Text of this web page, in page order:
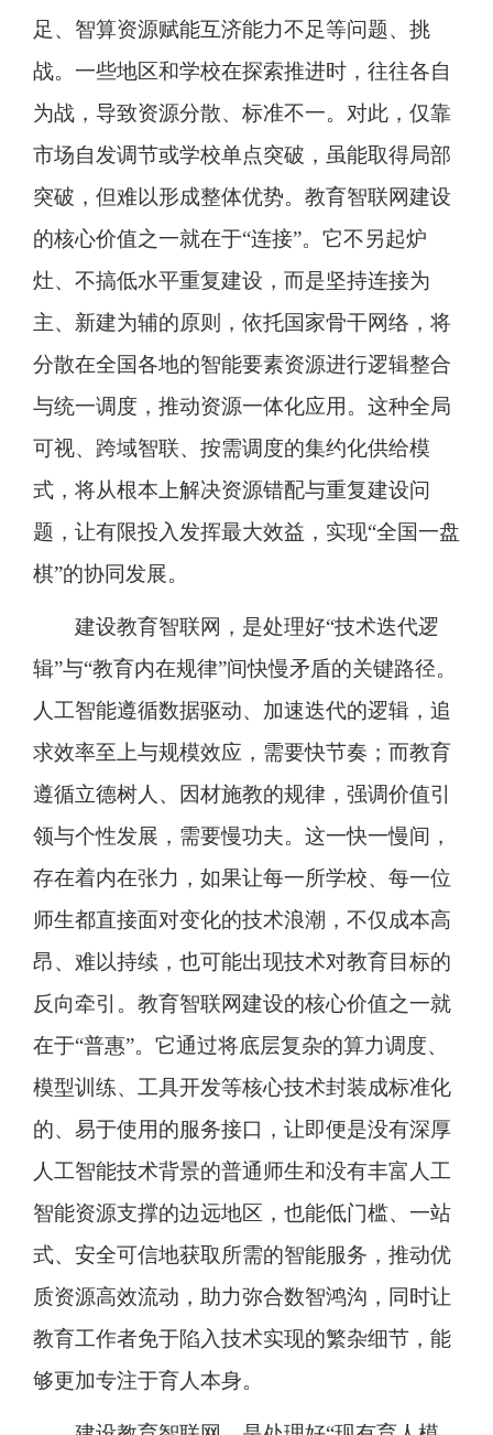
足、智算资源赋能互济能力不足等问题、挑
战。一些地区和学校在探索推进时，往往各自
为战，导致资源分散、标准不一。对此，仅靠
市场自发调节或学校单点突破，虽能取得局部
突破，但难以形成整体优势。教育智联网建设
的核心价值之一就在于“连接”。它不另起炉
灶、不搞低水平重复建设，而是坚持连接为
主、新建为辅的原则，依托国家骨干网络，将
分散在全国各地的智能要素资源进行逻辑整合
与统一调度，推动资源一体化应用。这种全局
可视、跨域智联、按需调度的集约化供给模
式，将从根本上解决资源错配与重复建设问
题，让有限投入发挥最大效益，实现“全国一盘
棋”的协同发展。
建设教育智联网，是处理好“技术迭代逻
辑”与“教育内在规律”间快慢矛盾的关键路径。
人工智能遵循数据驱动、加速迭代的逻辑，追
求效率至上与规模效应，需要快节奏；而教育
遵循立德树人、因材施教的规律，强调价值引
领与个性发展，需要慢功夫。这一快一慢间，
存在着内在张力，如果让每一所学校、每一位
师生都直接面对变化的技术浪潮，不仅成本高
昂、难以持续，也可能出现技术对教育目标的
反向牵引。教育智联网建设的核心价值之一就
在于“普惠”。它通过将底层复杂的算力调度、
模型训练、工具开发等核心技术封装成标准化
的、易于使用的服务接口，让即便是没有深厚
人工智能技术背景的普通师生和没有丰富人工
智能资源支撑的边远地区，也能低门槛、一站
式、安全可信地获取所需的智能服务，推动优
质资源高效流动，助力弥合数智鸿沟，同时让
教育工作者免于陷入技术实现的繁杂细节，能
够更加专注于育人本身。